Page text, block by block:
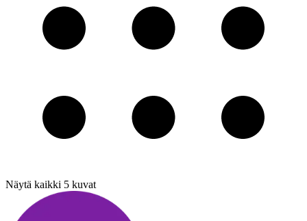
Näytä kaikki 5 kuvat